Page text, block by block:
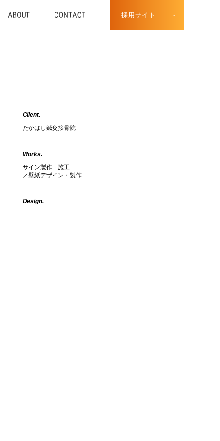
採用サイト
Client.
たかはし鍼灸接骨院
Works.
サイン製作・施工
／壁紙デザイン・製作
Design.